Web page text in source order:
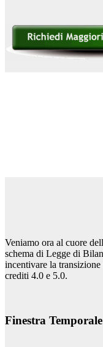
Veniamo ora al cuore
schema di Legge di
incentivare la
crediti 4.0 e 5.0.
Finestra Temporale